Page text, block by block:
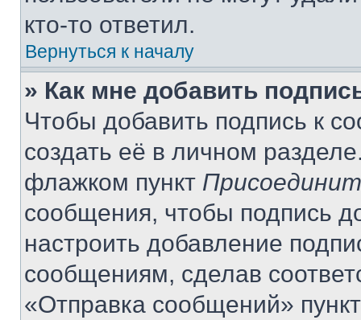
кто-то ответил.
Вернуться к началу
» Как мне добавить
Чтобы добавить подпись к
создать её в личном
флажком пункт
сообщения, чтобы подпись
настроить добавление
сообщениям, сделав
«Отправка сообщений»